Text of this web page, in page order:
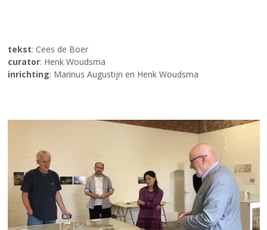
tekst: Cees de Boer
curator: Henk Woudsma
inrichting: Marinus Augustijn en Henk Woudsma